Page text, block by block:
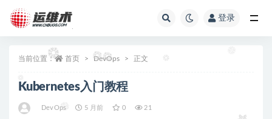
登录
当前位置： 首页 DevOps 正文
Kubernetes入门教程
DevOps 5 月前 0 21